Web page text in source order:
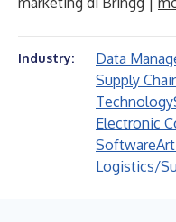
Industry:
Data
Supply
Technology
Electronic
Software
Logistics/